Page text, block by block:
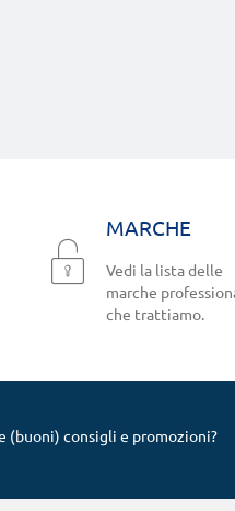
MARCHE
Vedi la lista delle
marche
che trattiamo.
(buoni) consigli e promozioni?